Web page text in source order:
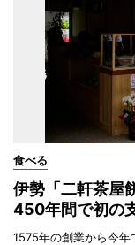
食べる
伊勢「二軒茶屋
450年間で初の
1575年の創業から今